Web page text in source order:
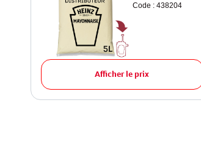
Code : 438204
Afficher le prix